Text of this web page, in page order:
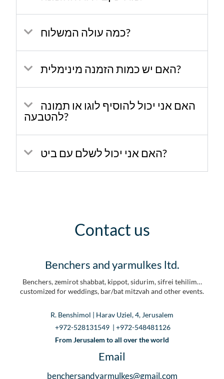
כמה עולה המשלוח?
האם יש כמות הזמנה מינימלית?
האם אני יכול להוסיף לוגו או תמונה
להטבעה?
האם אני יכול לשלם עם ביט?
Contact us
Benchers and yarmulkes ltd.
Benchers, zemirot shabbat, kippot, sidurim, sifrei tehilim…
customized for weddings, bar/bat mitzvah and other events.
R. Benshimol | Harav Uziel, 4, Jerusalem
+972-528131549 | +972-548481126
From Jerusalem to all over the world
Email
benchersandyarmulkes@gmail.com